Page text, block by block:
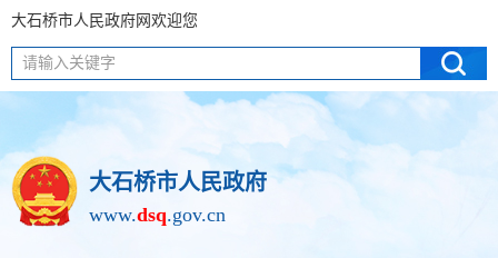
大石桥市人民政府网欢迎您
请输入关键字
大石桥市人民政府
www.dsq.gov.cn